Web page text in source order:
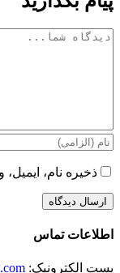
دیدگاه
ذخیره نام،
اطلاعات تماس
پست الکترونیک: